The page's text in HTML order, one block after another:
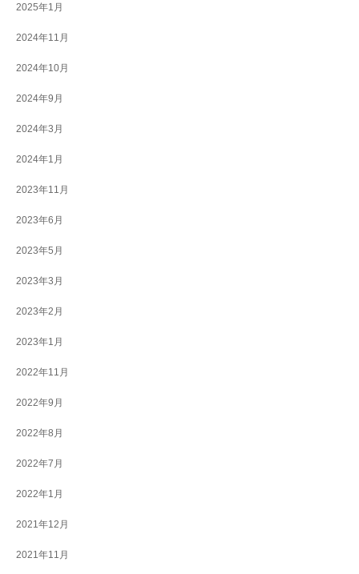
2025年1月
2024年11月
2024年10月
2024年9月
2024年3月
2024年1月
2023年11月
2023年6月
2023年5月
2023年3月
2023年2月
2023年1月
2022年11月
2022年9月
2022年8月
2022年7月
2022年1月
2021年12月
2021年11月